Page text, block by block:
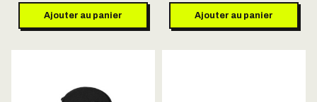
Ajouter au panier Ajouter au panier